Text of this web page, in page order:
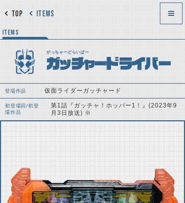
ITEMS
TOP
ITEMS
がっちゃーどらいばー
ガッチャードライバー
登場作品 仮面ライダーガッチャード
初登場回/初登
場作品
第1話『ガッチャ！ホッパー1！』(2023年9
月3日放送) ※